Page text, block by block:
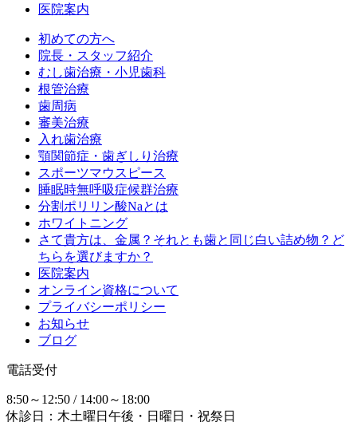
医院案内
初めての方へ
院長・スタッフ紹介
むし歯治療・小児歯科
根管治療
歯周病
審美治療
入れ歯治療
顎関節症・歯ぎしり治療
スポーツマウスピース
睡眠時無呼吸症候群治療
分割ポリリン酸Naとは
ホワイトニング
さて貴方は、金属？それとも歯と同じ白い詰め物？ど
ちらを選びますか？
医院案内
オンライン資格について
プライバシーポリシー
お知らせ
ブログ
電話受付
8:50～12:50 / 14:00～18:00
休診日：木土曜日午後・日曜日・祝祭日